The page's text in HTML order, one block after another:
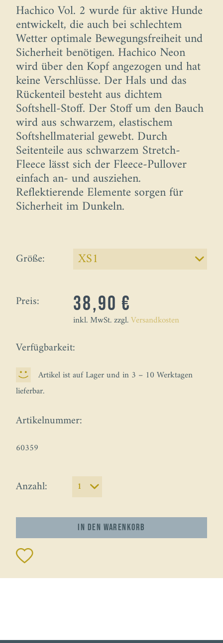
Hachico Vol. 2 wurde für aktive Hunde
entwickelt, die auch bei schlechtem
Wetter optimale Bewegungsfreiheit und
Sicherheit benötigen. Hachico Neon
wird über den Kopf angezogen und hat
keine Verschlüsse. Der Hals und das
Rückenteil besteht aus dichtem
Softshell-Stoff. Der Stoff um den Bauch
wird aus schwarzem, elastischem
Softshellmaterial gewebt. Durch
Seitenteile aus schwarzem Stretch-
Fleece lässt sich der Fleece-Pullover
einfach an- und ausziehen.
Reflektierende Elemente sorgen für
Sicherheit im Dunkeln.
Größe:
Preis: 38,90 €
inkl. MwSt. zzgl.Versandkosten
Verfügbarkeit:
Artikel ist auf Lager und in 3 – 10 Werktagen
lieferbar.
Artikelnummer:
60359
Anzahl:
In den Warenkorb